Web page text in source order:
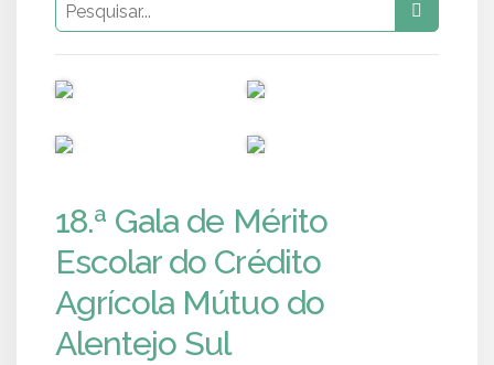
18.ª Gala de Mérito
Escolar do Crédito
Agrícola Mútuo do
Alentejo Sul